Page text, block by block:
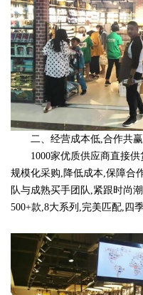
二、经营成本低,合作共赢
1000家优质供应商直接供
规模化采购,降低成本,保障合
队与成熟买手团队,紧跟时尚
500+款,8大系列,完美匹配,四